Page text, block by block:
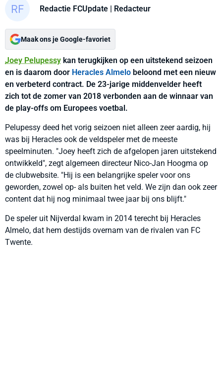
Redactie FCUpdate | Redacteur
Maak ons je Google-favoriet
Joey Pelupessy kan terugkijken op een uitstekend seizoen
en is daarom door Heracles Almelo beloond met een nieuw
en verbeterd contract. De 23-jarige middenvelder heeft
zich tot de zomer van 2018 verbonden aan de winnaar van
de play-offs om Europees voetbal.
Pelupessy deed het vorig seizoen niet alleen zeer aardig, hij
was bij Heracles ook de veldspeler met de meeste
speelminuten. "Joey heeft zich de afgelopen jaren uitstekend
ontwikkeld", zegt algemeen directeur Nico-Jan Hoogma op
de clubwebsite. "Hij is een belangrijke speler voor ons
geworden, zowel op- als buiten het veld. We zijn dan ook zeer
content dat hij nog minimaal twee jaar bij ons blijft."
De speler uit Nijverdal kwam in 2014 terecht bij Heracles
Almelo, dat hem destijds overnam van de rivalen van FC
Twente.